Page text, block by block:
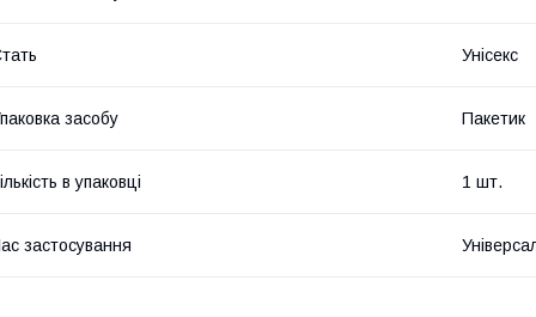
Унісекс
засобу Пакетик
в упаковці 1 шт.
застосування